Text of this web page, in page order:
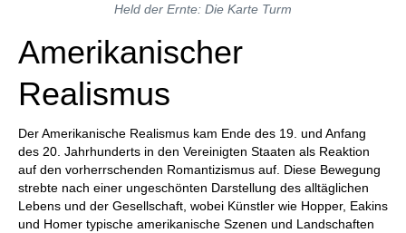
Held der Ernte: Die Karte Turm
Amerikanischer
Realismus
Der Amerikanische Realismus kam Ende des 19. und Anfang
des 20. Jahrhunderts in den Vereinigten Staaten als Reaktion
auf den vorherrschenden Romantizismus auf. Diese Bewegung
strebte nach einer ungeschönten Darstellung des alltäglichen
Lebens und der Gesellschaft, wobei Künstler wie Hopper, Eakins
und Homer typische amerikanische Szenen und Landschaften